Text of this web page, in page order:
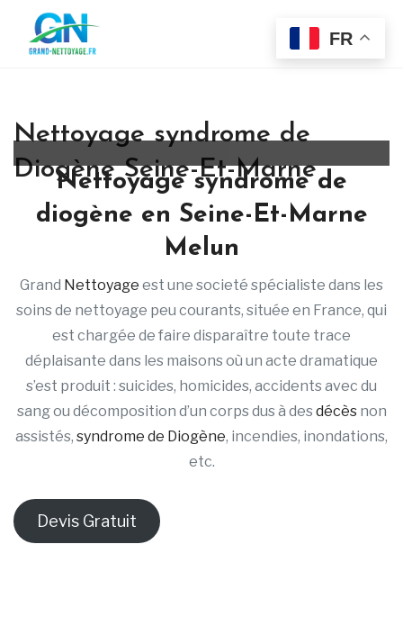
Nettoyage syndrome de
Diogène Seine-Et-Marne
Nettoyage syndrome de
diogène en Seine-Et-Marne
Melun
Grand Nettoyage est une societé spécialiste dans les
soins de nettoyage peu courants, située en France, qui
est chargée de faire disparaître toute trace
déplaisante dans les maisons où un acte dramatique
s’est produit : suicides, homicides, accidents avec du
sang ou décomposition d’un corps dus à des décèsnon
assistés, syndrome de Diogène, incendies, inondations,
etc.
Devis Gratuit
FR